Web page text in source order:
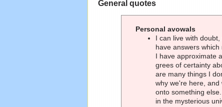
General quotes
Personal avowals
I can live with
have answers which
I have approximate
grees of certainty
are many things I
why we're here,
onto something
in the mysterious